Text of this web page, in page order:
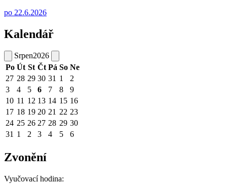
po 22.6.2026
Kalendář
Srpen2026
Po Út St Čt Pá So Ne
27 28 29 30 31 1
2
3
4 5 6 7 8
9
10 11 12 13 14 15 16
17 18 19 20 21 22 23
24 25 26 27 28 29 30
31 1 2 3 4 5 6
Zvonění
Vyučovací hodina: